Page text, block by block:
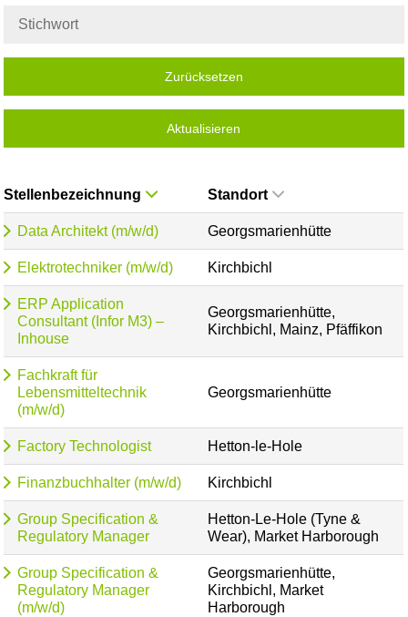
Zurücksetzen
Aktualisieren
Stellenbezeichnung Standort
Data Architekt (m/w/d) Georgsmarienhütte
Elektrotechniker (m/w/d) Kirchbichl
ERP Application
Consultant (Infor M3) –
Inhouse
Georgsmarienhütte,
Kirchbichl, Mainz, Pfäffikon
Fachkraft für
Lebensmitteltechnik
(m/w/d)
Georgsmarienhütte
Factory Technologist Hetton-le-Hole
Finanzbuchhalter (m/w/d) Kirchbichl
Group Specification &
Regulatory Manager
Hetton-Le-Hole (Tyne &
Wear), Market Harborough
Group Specification &
Regulatory Manager
(m/w/d)
Georgsmarienhütte,
Kirchbichl, Market
Harborough